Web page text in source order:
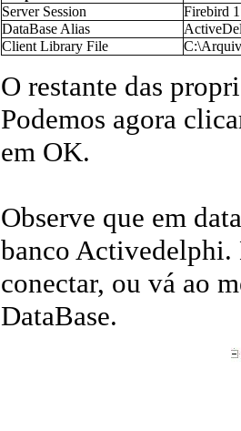
Server Session
Firebird
DataBase Alias
Client Library File
O restante das
Podemos agora
em OK.
Observe que em
banco Activedelphi.
conectar, ou vá ao
DataBase.